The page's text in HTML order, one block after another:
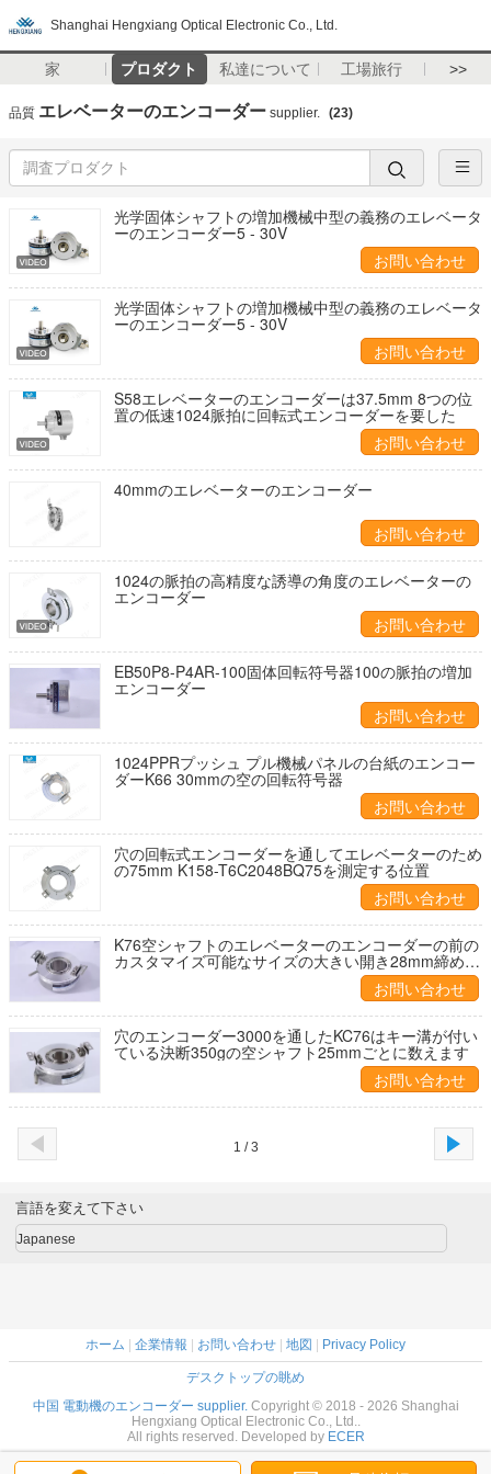
Shanghai Hengxiang Optical Electronic Co., Ltd.
家 プロダクト 私達について 工場旅行 >>
品質 エレベーターのエンコーダー supplier. (23)
光学固体シャフトの増加機械中型の義務のエレベータ
ーのエンコーダー5 - 30V
お問い合わせ
光学固体シャフトの増加機械中型の義務のエレベータ
ーのエンコーダー5 - 30V
お問い合わせ
S58エレベーターのエンコーダーは37.5mm 8つの位
置の低速1024脈拍に回転式エンコーダーを要した
お問い合わせ
40mmのエレベーターのエンコーダー
お問い合わせ
1024の脈拍の高精度な誘導の角度のエレベーターの
エンコーダー
お問い合わせ
EB50P8-P4AR-100固体回転符号器100の脈拍の増加
エンコーダー
お問い合わせ
1024PPRプッシュ プル機械パネルの台紙のエンコー
ダーK66 30mmの空の回転符号器
お問い合わせ
穴の回転式エンコーダーを通してエレベーターのため
の75mm K158-T6C2048BQ75を測定する位置
お問い合わせ
K76空シャフトのエレベーターのエンコーダーの前の
カスタマイズ可能なサイズの大きい開き28mm締め金
お問い合わせ
穴のエンコーダー3000を通したKC76はキー溝が付い
ている決断350gの空シャフト25mmごとに数えます
お問い合わせ
1 / 3
言語を変えて下さい
Japanese
ホーム 企業情報 お問い合わせ 地図 Privacy Policy
デスクトップの眺め
中国 電動機のエンコーダー supplier. Copyright © 2018 - 2026 Shanghai
Hengxiang Optical Electronic Co., Ltd..
All rights reserved. Developed by ECER